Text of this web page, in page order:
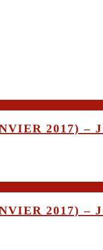
2017) –
2017) –